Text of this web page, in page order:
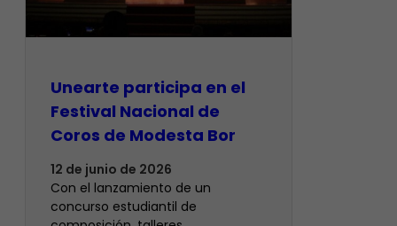
Unearte participa en el
Festival Nacional de
Coros de Modesta Bor
12 de junio de 2026
​Con el lanzamiento de un
concurso estudiantil de